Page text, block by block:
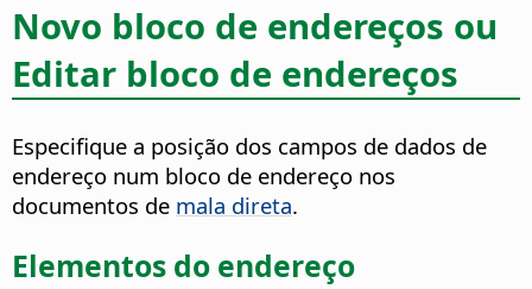
Novo bloco de endereços ou
Editar bloco de endereços
Especifique a posição dos campos de dados de
endereço num bloco de endereço nos
documentos de mala direta.
Elementos do endereço